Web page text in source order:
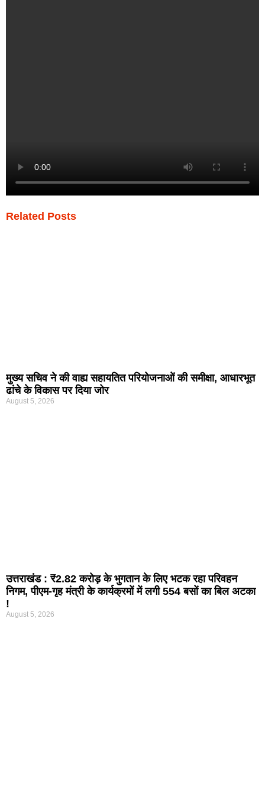
Related Posts
मुख्य सचिव ने की वाह्य सहायतित परियोजनाओं की समीक्षा, आधारभूत
ढांचे के विकास पर दिया जोर
August 5, 2026
उत्तराखंड : ₹2.82 करोड़ के भुगतान के लिए भटक रहा परिवहन
निगम, पीएम-गृह मंत्री के कार्यक्रमों में लगी 554 बसों का बिल अटका
!
August 5, 2026